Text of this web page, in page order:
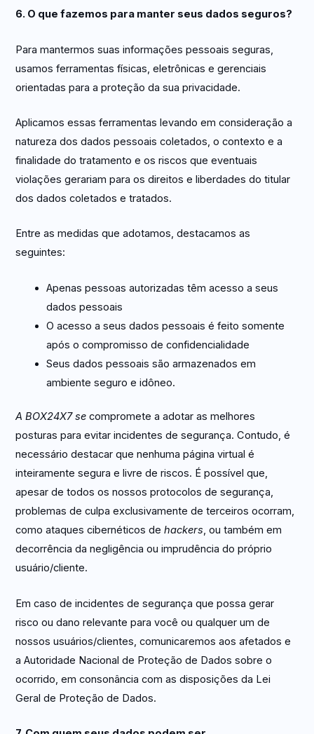
6. O que fazemos para manter seus dados seguros?
Para mantermos suas informações pessoais seguras,
usamos ferramentas físicas, eletrônicas e gerenciais
orientadas para a proteção da sua privacidade.
Aplicamos essas ferramentas levando em consideração a
natureza dos dados pessoais coletados, o contexto e a
finalidade do tratamento e os riscos que eventuais
violações gerariam para os direitos e liberdades do titular
dos dados coletados e tratados.
Entre as medidas que adotamos, destacamos as
seguintes:
Apenas pessoas autorizadas têm acesso a seus
dados pessoais
O acesso a seus dados pessoais é feito somente
após o compromisso de confidencialidade
Seus dados pessoais são armazenados em
ambiente seguro e idôneo.
ABOX24X7 secompromete a adotar as melhores
posturas para evitar incidentes de segurança. Contudo, é
necessário destacar que nenhuma página virtual é
inteiramente segura e livre de riscos. É possível que,
apesar de todos os nossos protocolos de segurança,
problemas de culpa exclusivamente de terceiros ocorram,
como ataques cibernéticos dehackers, ou também em
decorrência da negligência ou imprudência do próprio
usuário/cliente.
Em caso de incidentes de segurança que possa gerar
risco ou dano relevante para você ou qualquer um de
nossos usuários/clientes, comunicaremos aos afetados e
a Autoridade Nacional de Proteção de Dados sobre o
ocorrido, em consonância com as disposições da Lei
Geral de Proteção de Dados.